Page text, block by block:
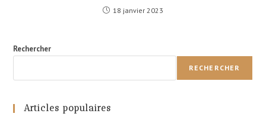
18 janvier 2023
Rechercher
RECHERCHER
Articles populaires